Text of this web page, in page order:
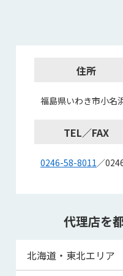
住所
福島県いわき市小名
TEL／FAX
0246-58-8011／
代理店を
北海道・東北エリア